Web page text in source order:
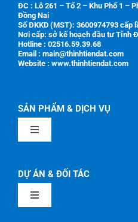
ĐC : Lô 261 – Tổ 2 – Khu Phố 1 –
Đồng Nai
Số ĐKKD (MST): 3600974793 cấp
Nơi cấp: sở kế hoạch đầu tư Tỉnh
Hotline : 02516.59.39.68
Email : main@thinhtiendat.com
Website : www.thinhtiendat.com
SẢN PHẨM & DỊCH VỤ
Toggle
SẢN PHẨM CƠ KHÍ
DỰ ÁN & ĐỐI TÁC
Toggle